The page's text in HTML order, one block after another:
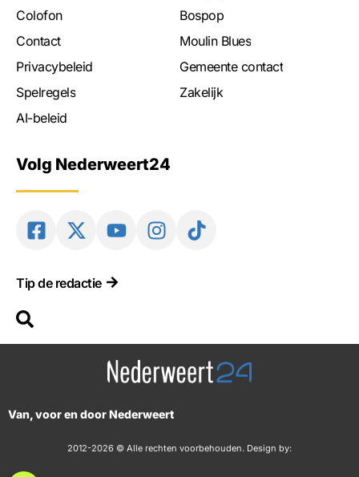
Colofon
Contact
Privacybeleid
Spelregels
AI-beleid
Bospop
Moulin Blues
Gemeente contact
Zakelijk
Volg Nederweert24
Tip de redactie
Van, voor en door Nederweert
2012-2026 © Alle rechten voorbehouden. Design by: